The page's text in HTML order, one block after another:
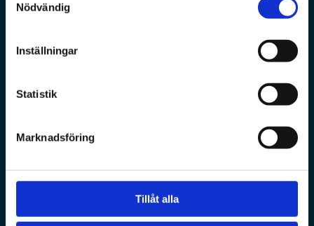
Nödvändig
Inställningar
Statistik
Marknadsföring
Tillåt alla